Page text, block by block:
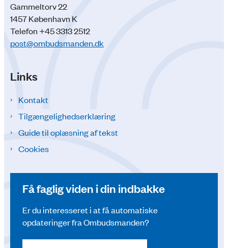
Gammeltorv 22
1457 København K
Telefon +45 3313 2512
post@ombudsmanden.dk
Links
Kontakt
Tilgængelighedserklæring
Guide til oplæsning af tekst
Cookies
Få faglig viden i din indbakke
Er du interesseret i at få automatiske
opdateringer fra Ombudsmanden?